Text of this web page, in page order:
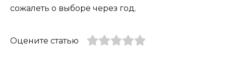
сожалеть о выборе через год.
Оцените статью